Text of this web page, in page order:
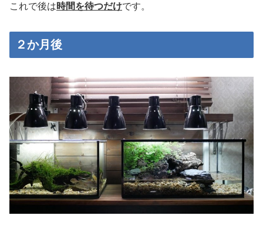
これで後は時間を待つだけです。
２か月後